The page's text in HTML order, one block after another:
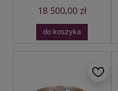
18 500,00 zł
do koszyka